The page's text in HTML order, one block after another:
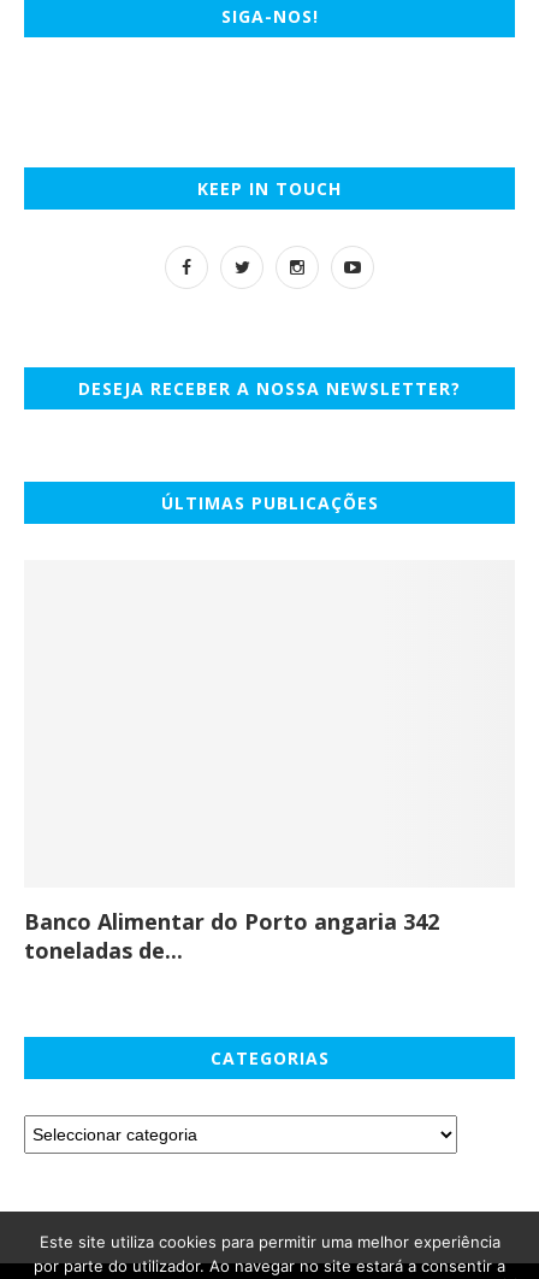
SIGA-NOS!
KEEP IN TOUCH
DESEJA RECEBER A NOSSA NEWSLETTER?
ÚLTIMAS PUBLICAÇÕES
Banco Alimentar do Porto angaria 342
toneladas de...
CATEGORIAS
Este site utiliza cookies para permitir uma melhor experiência
por parte do utilizador. Ao navegar no site estará a consentir a